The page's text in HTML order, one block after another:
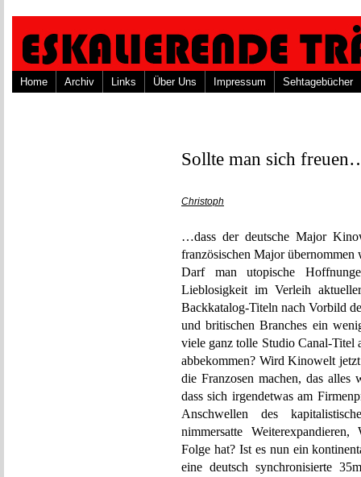
Home Archiv Links Über Uns Impressum Sehtagebücher
Sollte man sich
Christoph
…dass der deutsche Major
französischen Major übernommen
Darf man utopische
Lieblosigkeit im Verleih
Backkatalog-Titeln nach Vorbild
und britischen Branches ein
viele ganz tolle Studio Canal-Titel
abbekommen? Wird Kinowelt
die Franzosen machen, das
dass sich irgendetwas am
Anschwellen des
nimmersatte
Folge hat? Ist es nun ein
eine deutsch synchronisierte